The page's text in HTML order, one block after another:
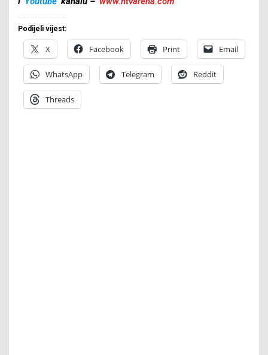
Podijeli vijest:
X Facebook Print Email
WhatsApp Telegram Reddit
Threads